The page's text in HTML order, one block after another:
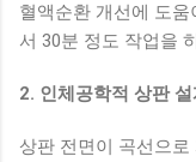
혈액순환 개선에 도
서 30분 정도 작업을
2. 인체공학적 상판 설
상판 전면이 곡선으